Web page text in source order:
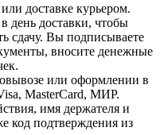
доставке курьером.
день доставки, чтобы
сдачу. Вы подписываете
вносите денежные
или оформлении в
MasterCard, МИР.
имя держателя и
код подтверждения из